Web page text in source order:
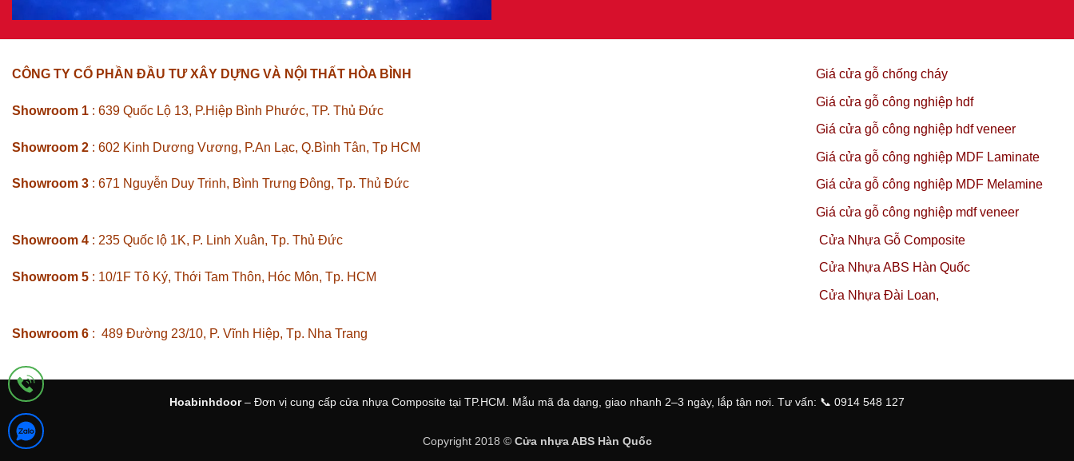
CÔNG TY CỔ PHẦN ĐẦU TƯ XÂY DỰNG VÀ NỘI THẤT HÒA BÌNH
Showroom 1 : 639 Quốc Lộ 13, P.Hiệp Bình Phước, TP. Thủ Đức
Showroom 2 : 602 Kinh Dương Vương, P.An Lạc, Q.Bình Tân, Tp HCM
Showroom 3 : 671 Nguyễn Duy Trinh, Bình Trưng Đông, Tp. Thủ Đức
Showroom 4 : 235 Quốc lộ 1K, P. Linh Xuân, Tp. Thủ Đức
Showroom 5 : 10/1F Tô Ký, Thới Tam Thôn, Hóc Môn, Tp. HCM
Showroom 6 : 489 Đường 23/10, P. Vĩnh Hiệp, Tp. Nha Trang
Giá cửa gỗ chống cháy
Giá cửa gỗ công nghiệp hdf
Giá cửa gỗ công nghiệp hdf veneer
Giá cửa gỗ công nghiệp MDF Laminate
Giá cửa gỗ công nghiệp MDF Melamine
Giá cửa gỗ công nghiệp mdf veneer
Cửa Nhựa Gỗ Composite
Cửa Nhựa ABS Hàn Quốc
Cửa Nhựa Đài Loan,
Hoabinhdoor– Đơn vị cung cấp cửa nhựa Composite tại TP.HCM. Mẫu mã đa dạng, giao nhanh 2–3 ngày, lắp tận nơi. Tư vấn: 📞 0914 548 127
Copyright 2018 © Cửa nhựa ABS Hàn Quốc